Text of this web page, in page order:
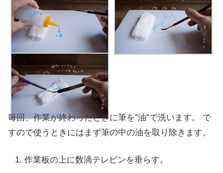
毎回、作業が終わったときに筆を”油”で洗います。 で
すので使うときにはまず筆の中の油を取り除きます。
作業板の上に数滴テレピンを垂らす。